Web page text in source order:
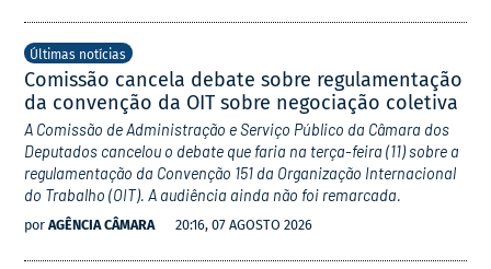
Últimas notícias
Comissão cancela debate sobre regulamentação
da convenção da OIT sobre negociação coletiva
A Comissão de Administração e Serviço Público da Câmara dos
Deputados cancelou o debate que faria na terça-feira (11) sobre a
regulamentação da Convenção 151 da Organização Internacional
do Trabalho (OIT). A audiência ainda não foi remarcada.
por AGÊNCIA CÂMARA 20:16, 07 AGOSTO 2026